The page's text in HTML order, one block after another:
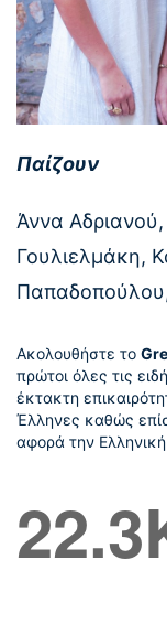
Παίζουν
Άννα
Γουλιελμάκη,
Ακολουθήστε το
πρώτοι όλες τις
έκτακτη
Έλληνες καθώς
αφορά την